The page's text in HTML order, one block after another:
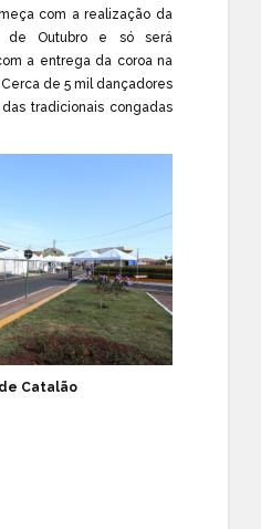
com a realização da
de Outubro e só será
a entrega da coroa na
de 5 mil dançadores
tradicionais congadas
Catalão